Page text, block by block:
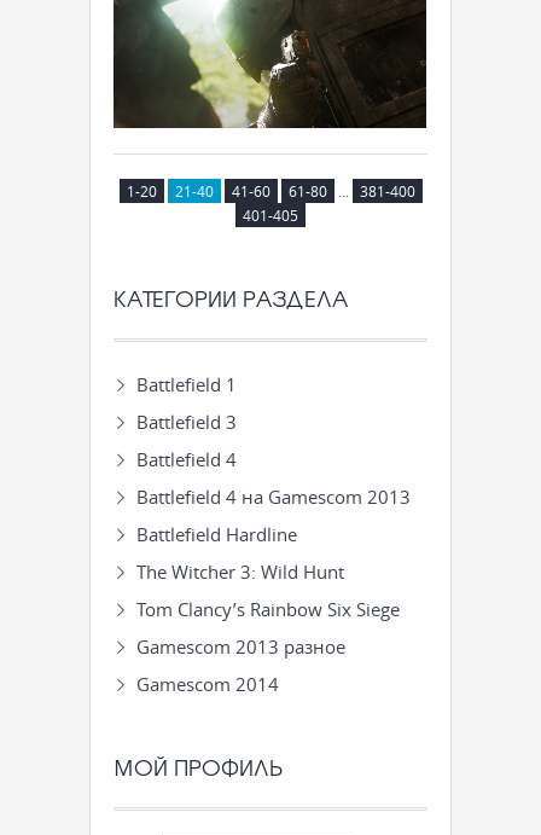
1-20 21-40 41-60 61-80
381-400
401-405
КАТЕГОРИИ РАЗДЕЛА
Battlefield 1
Battlefield 3
Battlefield 4
Battlefield 4 на Gamescom 2013
Battlefield Hardline
The Witcher 3: Wild Hunt
Tom Clancy’s Rainbow Six Siege
Gamescom 2013 разное
Gamescom 2014
МОЙ ПРОФИЛЬ